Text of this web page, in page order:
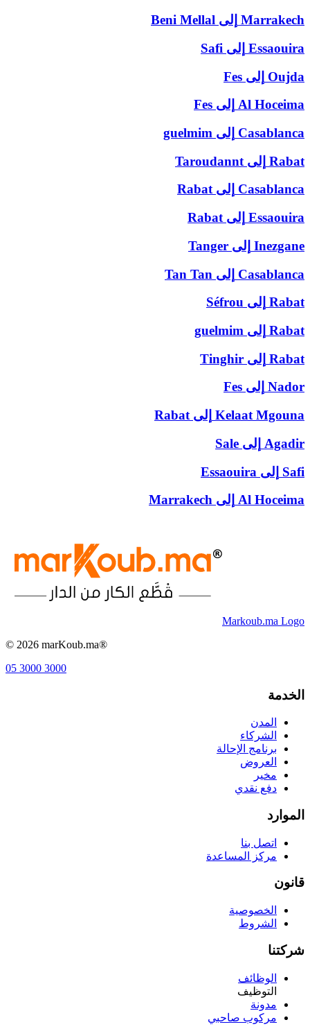
Marrakech إلى Beni Mellal
Essaouira إلى Safi
Oujda إلى Fes
Al Hoceima إلى Fes
Casablanca إلى guelmim
Rabat إلى Taroudannt
Casablanca إلى Rabat
Essaouira إلى Rabat
Inezgane إلى Tanger
Casablanca إلى Tan Tan
Rabat إلى Séfrou
Rabat إلى guelmim
Rabat إلى Tinghir
Nador إلى Fes
Kelaat Mgouna إلى Rabat
Agadir إلى Sale
Safi إلى Essaouira
Al Hoceima إلى Marrakech
Markoub.ma Logo
© 2026 marKoub.ma®
05 3000 3000
الخدمة
المدن
الشركاء
برنامج الإحالة
العروض
مخير
دفع نقدي
الموارد
اتصل بنا
مركز المساعدة
قانون
الخصوصية
الشروط
شركتنا
الوظائف
التوظيف
مدونة
مركوب صاحبي